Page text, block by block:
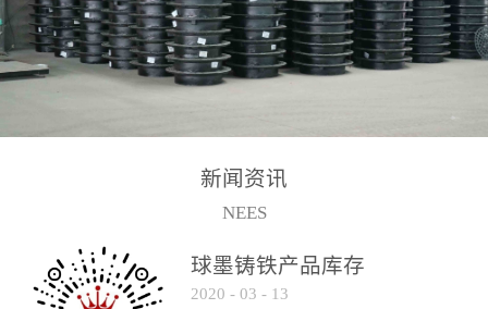
新闻资讯
NEES
球墨铸铁产品库存
2020 - 03 - 13